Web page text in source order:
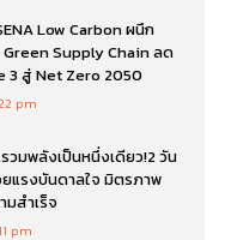
Low Carbon ผนึก
Green Supply Chain ลด
3 สู่ Net Zero 2050
pm
วมพลังเป็นหนึ่งเดียว!2 วัน
ยแรงบันดาลใจ มิตรภาพ
มสำเร็จ
pm